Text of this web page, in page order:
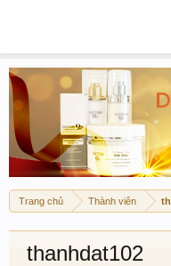
Trang chủ Thành viên
thanhdat102